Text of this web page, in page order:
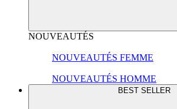
NOUVEAUTÉS
NOUVEAUTÉS FEMME
NOUVEAUTÉS HOMME
BEST SELLER